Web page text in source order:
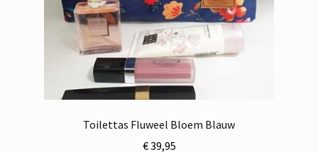
Toilettas Fluweel Bloem Blauw
€39,95